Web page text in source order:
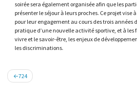
soirée sera également organisée afin que les
présenter le séjour à leurs proches. Ce projet vise
pour leur engagement au cours des trois années
pratique d’une nouvelle activité sportive, et à
vivre et le savoir-être, les enjeux de
les discriminations.
Navigation
de
724